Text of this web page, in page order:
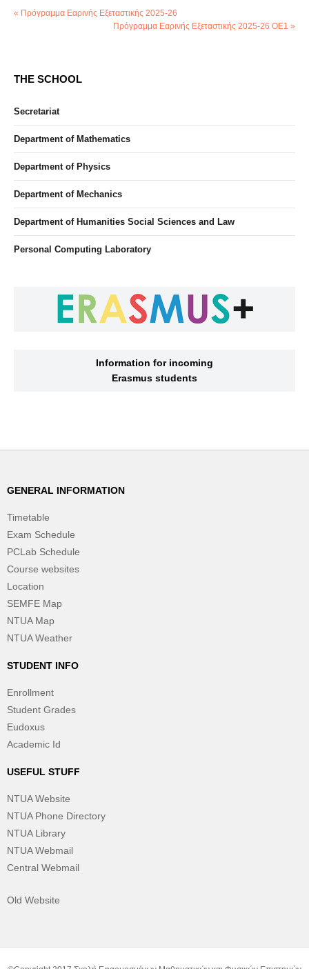
« Πρόγραμμα Εαρινής Εξεταστικής 2025-26
Πρόγραμμα Εαρινής Εξεταστικής 2025-26 ΟΕ1 »
THE SCHOOL
Secretariat
Department of Mathematics
Department of Physics
Department of Mechanics
Department of Humanities Social Sciences and Law
Personal Computing Laboratory
Information for incoming
Erasmus students
GENERAL INFORMATION
Timetable
Exam Schedule
PCLab Schedule
Course websites
Location
SEMFE Map
NTUA Map
NTUA Weather
STUDENT INFO
Enrollment
Student Grades
Eudoxus
Academic Id
USEFUL STUFF
NTUA Website
NTUA Phone Directory
NTUA Library
NTUA Webmail
Central Webmail
Old Website